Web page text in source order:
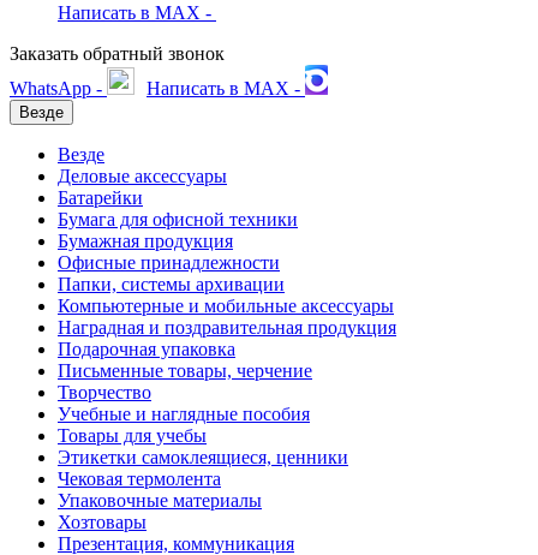
Написать в MAX -
Заказать обратный звонок
WhatsApp -
Написать в MAX -
Везде
Везде
Деловые аксессуары
Батарейки
Бумага для офисной техники
Бумажная продукция
Офисные принадлежности
Папки, системы архивации
Компьютерные и мобильные аксессуары
Наградная и поздравительная продукция
Подарочная упаковка
Письменные товары, черчение
Творчество
Учебные и наглядные пособия
Товары для учебы
Этикетки самоклеящиеся, ценники
Чековая термолента
Упаковочные материалы
Хозтовары
Презентация, коммуникация